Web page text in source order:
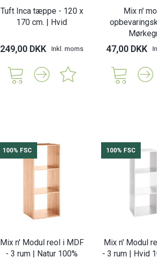
Tuft Inca tæppe - 120 x
170 cm. | Hvid
249,00 DKK Inkl. moms
Mix n'
47,00 DKK
100% FSC
Mix n' Modul reol i MDF
- 3 rum | Natur 100%
100% FSC
Mix n' Modul
- 3 rum | Hvid